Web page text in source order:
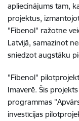
apliecinājums tam,
projektus,
"Fibenol" ražotne
Latvijā, samazinot
sniedzot augstāku
"Fibenol"
Imaverē. Šis
programmas
investīcijas